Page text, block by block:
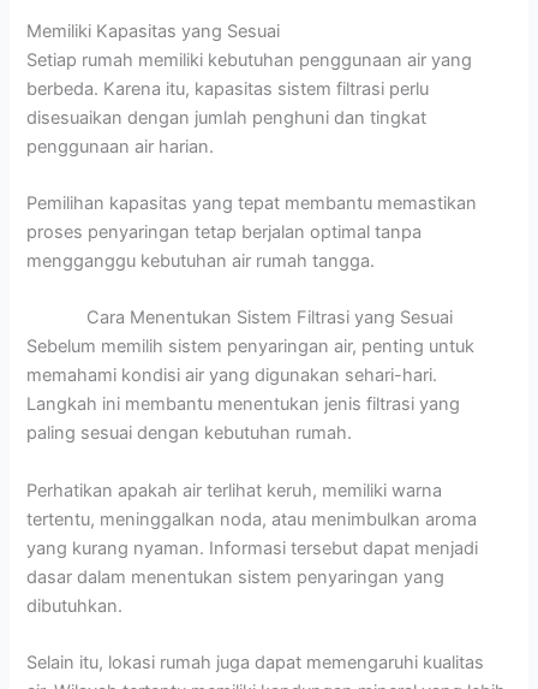
Memiliki Kapasitas yang Sesuai
Setiap rumah memiliki kebutuhan penggunaan air yang
berbeda. Karena itu, kapasitas sistem filtrasi perlu
disesuaikan dengan jumlah penghuni dan tingkat
penggunaan air harian.
Pemilihan kapasitas yang tepat membantu memastikan
proses penyaringan tetap berjalan optimal tanpa
mengganggu kebutuhan air rumah tangga.
Cara Menentukan Sistem Filtrasi yang Sesuai
Sebelum memilih sistem penyaringan air, penting untuk
memahami kondisi air yang digunakan sehari-hari.
Langkah ini membantu menentukan jenis filtrasi yang
paling sesuai dengan kebutuhan rumah.
Perhatikan apakah air terlihat keruh, memiliki warna
tertentu, meninggalkan noda, atau menimbulkan aroma
yang kurang nyaman. Informasi tersebut dapat menjadi
dasar dalam menentukan sistem penyaringan yang
dibutuhkan.
Selain itu, lokasi rumah juga dapat memengaruhi kualitas